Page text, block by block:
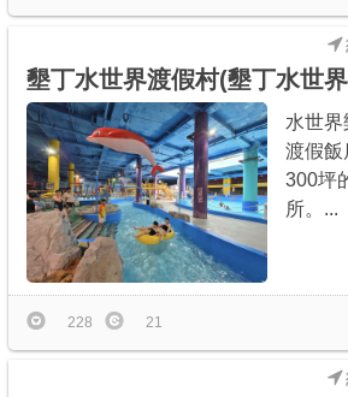
墾丁水世界渡假村(墾丁水世
水世
渡假飯
300坪
所。...
228 21